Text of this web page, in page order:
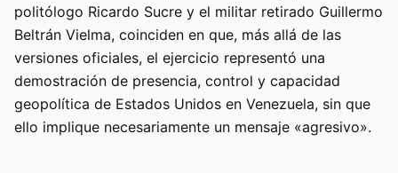
politólogo Ricardo Sucre y el militar retirado Guillermo
Beltrán Vielma, coinciden en que, más allá de las
versiones oficiales, el ejercicio representó una
demostración de presencia, control y capacidad
geopolítica de Estados Unidos en Venezuela, sin que
ello implique necesariamente un mensaje «agresivo».